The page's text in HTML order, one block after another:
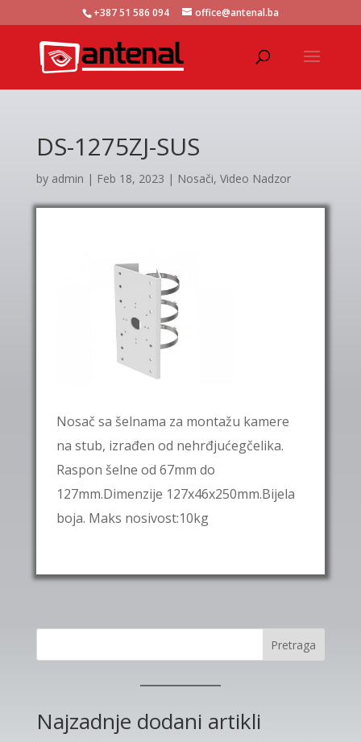
+387 51 586 094 office@antenal.ba
DS-1275ZJ-SUS
by admin | Feb 18, 2023 | Nosači, Video Nadzor
Nosač sa šelnama za montažu kamere
na stub, izrađen od nehrđjućegčelika.
Raspon šelne od 67mm do
127mm.Dimenzije 127x46x250mm.Bijela
boja. Maks nosivost:10kg
Pretraga
Najzadnje dodani artikli